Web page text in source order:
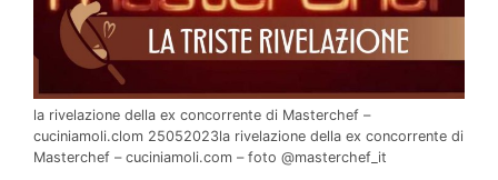
la rivelazione della ex concorrente di Masterchef –
cuciniamoli.clom 25052023la rivelazione della ex concorrente di
Masterchef – cuciniamoli.com – foto @masterchef_it